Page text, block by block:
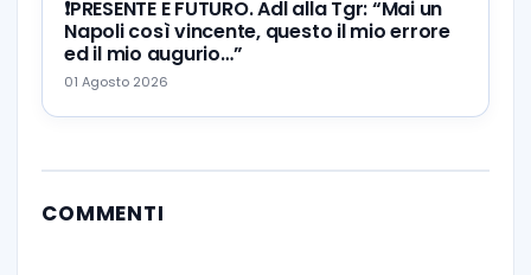
❗️PRESENTE E FUTURO. Adl alla Tgr: “Mai un
Napoli così vincente, questo il mio errore
ed il mio augurio…”
01 Agosto 2026
COMMENTI